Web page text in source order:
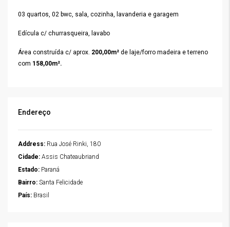
03 quartos, 02 bwc, sala, cozinha, lavanderia e garagem
Edícula c/ churrasqueira, lavabo
Área construída c/ aprox. 200,00m² de laje/forro madeira e terreno
com 158,00m².
Endereço
Address: Rua José Rinki, 180
Cidade: Assis Chateaubriand
Estado: Paraná
Bairro: Santa Felicidade
País: Brasil